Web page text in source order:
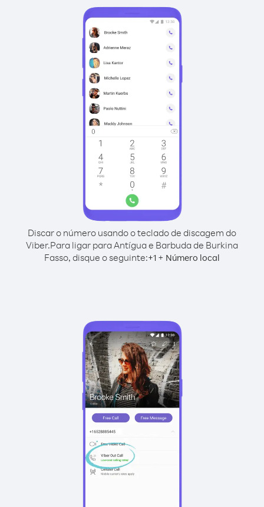
Discar o número usando o teclado de discagem do
Viber.Para ligar para Antígua e Barbuda de Burkina
Fasso, disque o seguinte:+1 + Número local